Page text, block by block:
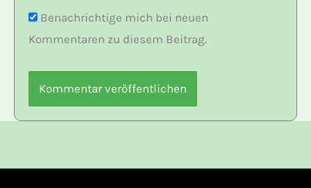
Benachrichtige mich bei neuen
Kommentaren zu diesem Beitrag.